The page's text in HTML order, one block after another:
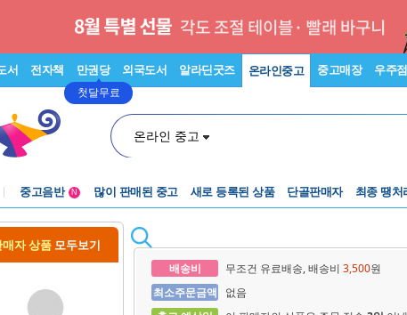
서 전자책 만권당
첫달무료
외국도서 알라딘굿즈 온라인중고 중고매장 우주점
온라인 중고
중고음반
중고음반
N 많이 판매된 중고 새로 등록된 상품 단골판매자 최종 땡
자 상품 모두보기
배송비 무조건 유료배송, 배송비 3,500원
최소주문금액
없음